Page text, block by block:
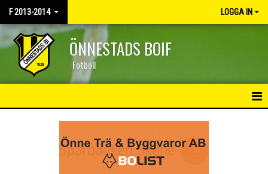
F 2013-2014 LOGGA IN
ÖNNESTADS BOIF
Fotboll